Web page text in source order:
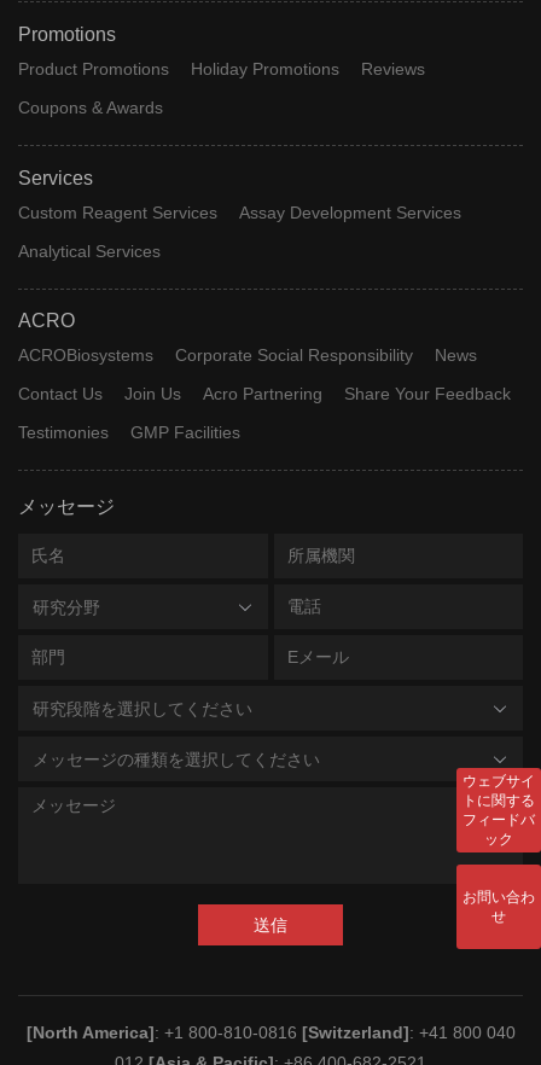
Promotions
Product Promotions Holiday Promotions
Reviews
Coupons & Awards
Services
Custom Reagent Services
Assay Development Services
Analytical Services
ACRO
ACROBiosystems Corporate Social Responsibility
News
Contact Us
Join Us Acro Partnering
Share Your Feedback
Testimonies
GMP Facilities
メッセージ
研究分野
研究段階を選択してください
メッセージの種類を選択してください
送信
[North America]: +1 800-810-0816 [Switzerland]: +41 800 040
ウェブサイ
トに関する
フィードバ
ック
お問い合わ
せ